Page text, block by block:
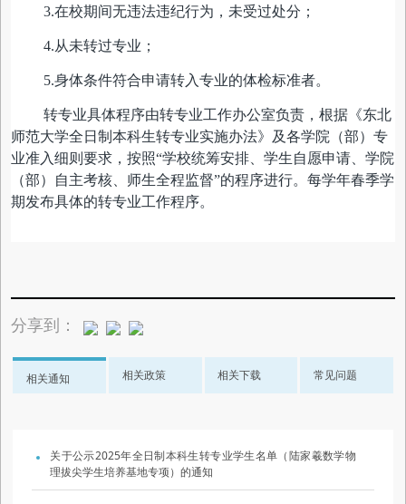
3.在校期间无违法违纪行为，未受过处分；
4.从未转过专业；
5.身体条件符合申请转入专业的体检标准者。
转专业具体程序由转专业工作办公室负责，根据《东北
师范大学全日制本科生转专业实施办法》及各学院（部）专
业准入细则要求，按照“学校统筹安排、学生自愿申请、学院
（部）自主考核、师生全程监督”的程序进行。每学年春季学
期发布具体的转专业工作程序。
分享到：
相关通知 相关政策 相关下载 常见问题
关于公示2025年全日制本科生转专业学生名单（陆家羲数学物
理拔尖学生培养基地专项）的通知